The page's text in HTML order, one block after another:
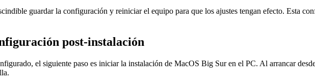
guardar la configuración y reiniciar el equipo para que los ajustes tengan efecto. Esta
post-instalación
el siguiente paso es iniciar la instalación de MacOS Big Sur en el PC. Al arrancar